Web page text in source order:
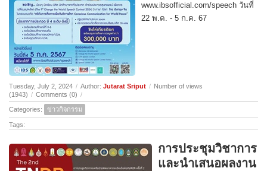
www.ibsofficial.com/speech วันที่
22 พ.ค. - 5 ก.ค. 67
Tuesday, July 2, 2024 / Author: Jutarat Sriput / Number of views
(1943) / Comments (0) /
Categories: ข่าวกิจกรรม
Tags:
การประชุมวิชาการ
และนำเสนอผลงาน